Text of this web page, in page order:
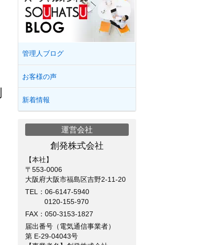
管理人ブログ
お客様の声
新着情報
運営会社
創発株式会社
【本社】
〒553-0006
大阪府大阪市福島区吉野2-11-20
TEL： 06-6147-5940
0120-155-970
FAX：050-3153-1827
届出番号（電気通信事業者）
第 E-29-04043号